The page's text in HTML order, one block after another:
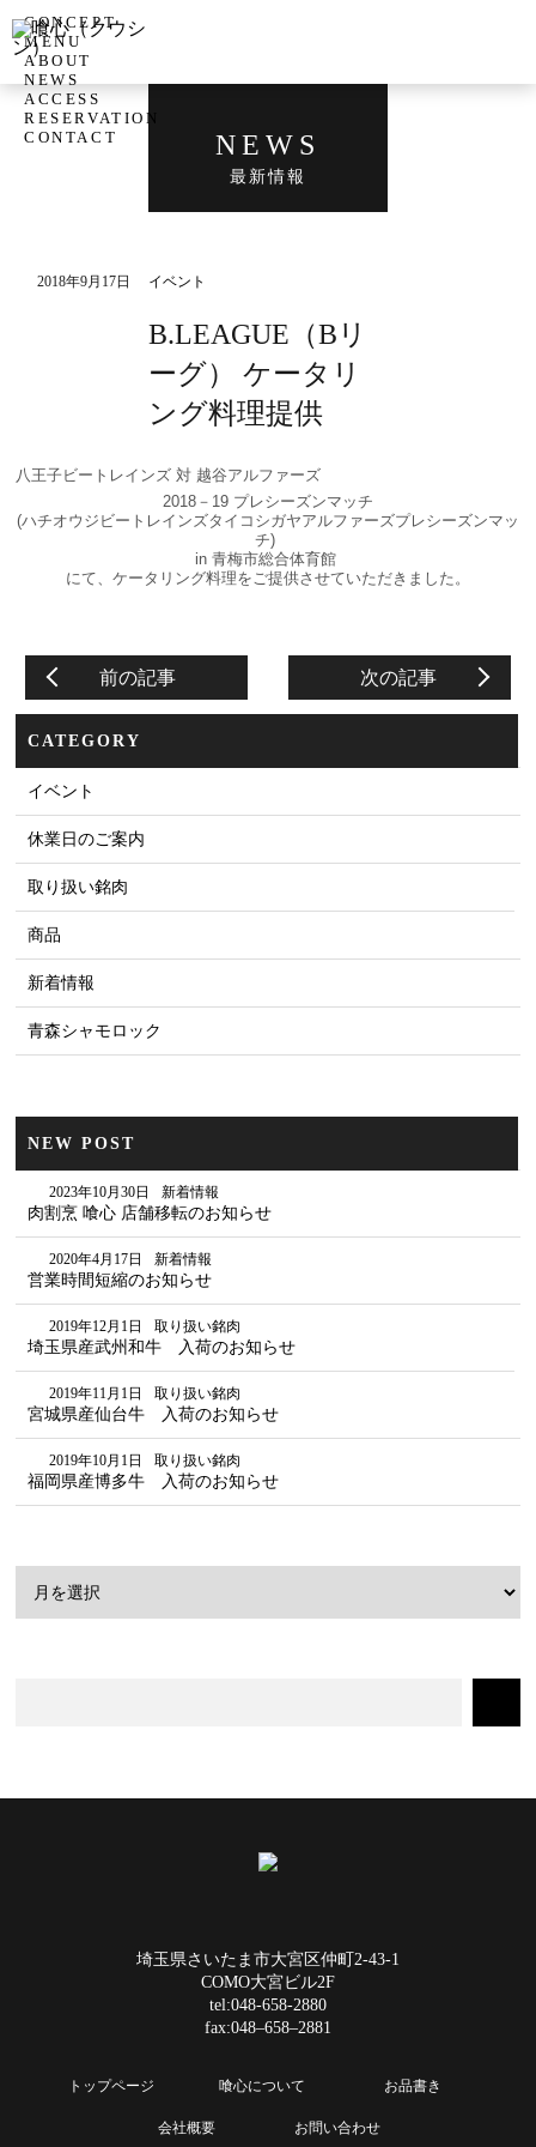
CONCEPT
MENU
ABOUT
NEWS
ACCESS
RESERVATION
CONTACT
NEWS
最新情報
2018年9月17日 イベント
B.LEAGUE（Bリ
ーグ） ケータリ
ング料理提供
八王子ビートレインズ 対 越谷アルファーズ
2018－19 プレシーズンマッチ
(ハチオウジビートレインズタイコシガヤアルファーズプレシーズンマッ
チ)
in 青梅市総合体育館
にて、ケータリング料理をご提供させていただきました。
前の記事 次の記事
CATEGORY
イベント
休業日のご案内
取り扱い銘肉
商品
新着情報
青森シャモロック
NEW POST
2023年10月30日 新着情報
肉割烹 喰心 店舗移転のお知らせ
2020年4月17日 新着情報
営業時間短縮のお知らせ
2019年12月1日 取り扱い銘肉
埼玉県産武州和牛 入荷のお知らせ
2019年11月1日 取り扱い銘肉
宮城県産仙台牛 入荷のお知らせ
2019年10月1日 取り扱い銘肉
福岡県産博多牛 入荷のお知らせ
埼玉県さいたま市大宮区仲町2-43-1
COMO大宮ビル2F
tel:048-658-2880
fax:048–658–2881
トップページ 喰心について お品書き
会社概要 お問い合わせ